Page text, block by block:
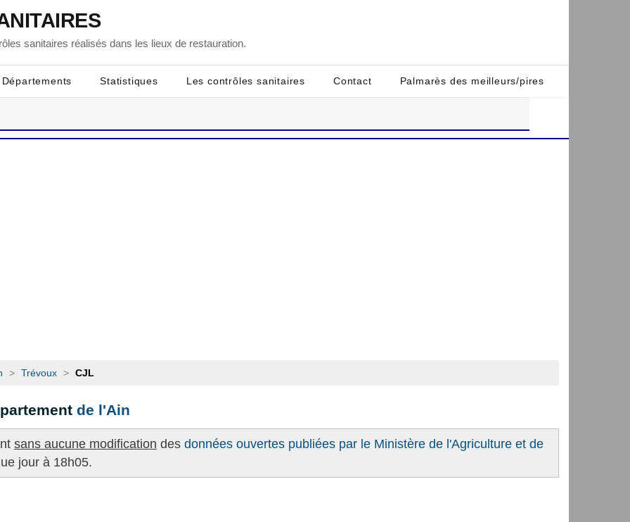
sanitaires réalisés dans les lieux de restauration.
Départements Statistiques Les contrôles sanitaires Contact Palmarès des meilleurs/pires
> Trévoux > CJL
de l'Ain
sans aucune modification des données ouvertes publiées par le Ministère de l'Agriculture et de
jour à 18h05.